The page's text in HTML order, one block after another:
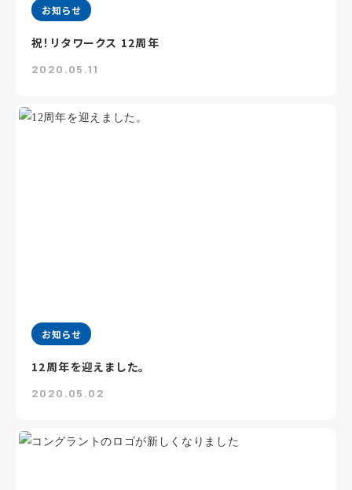
お知らせ
祝！リタワークス 12周年
2020.05.11
お知らせ
12周年を迎えました。
2020.05.02